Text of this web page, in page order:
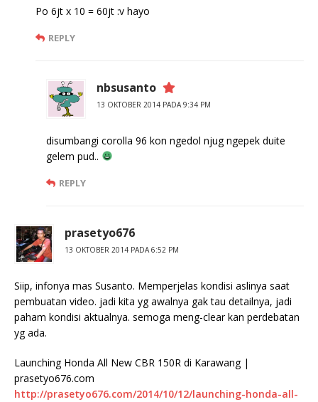
Po 6jt x 10 = 60jt :v hayo
REPLY
nbsusanto
13 OKTOBER 2014 PADA 9:34 PM
disumbangi corolla 96 kon ngedol njug ngepek duite
gelem pud..
REPLY
prasetyo676
13 OKTOBER 2014 PADA 6:52 PM
Siip, infonya mas Susanto. Memperjelas kondisi aslinya saat
pembuatan video. jadi kita yg awalnya gak tau detailnya, jadi
paham kondisi aktualnya. semoga meng-clear kan perdebatan
yg ada.
Launching Honda All New CBR 150R di Karawang |
prasetyo676.com
http://prasetyo676.com/2014/10/12/launching-honda-all-